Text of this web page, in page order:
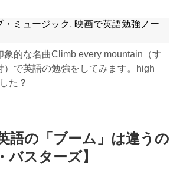
ミュージック, 映画で英語勉強ノー
的な名曲Climb every mountain（す
で英語の勉強をしてみます。high
た？
語の「ブーム」は違うの
スターズ】